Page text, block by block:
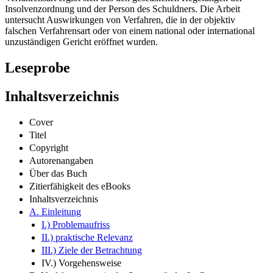
Insolvenzordnung und der Person des Schuldners. Die Arbeit
untersucht Auswirkungen von Verfahren, die in der objektiv
falschen Verfahrensart oder von einem national oder international
unzuständigen Gericht eröffnet wurden.
Leseprobe
Inhaltsverzeichnis
Cover
Titel
Copyright
Autorenangaben
Über das Buch
Zitierfähigkeit des eBooks
Inhaltsverzeichnis
A. Einleitung
I.) Problemaufriss
II.) praktische Relevanz
III.) Ziele der Betrachtung
IV.) Vorgehensweise